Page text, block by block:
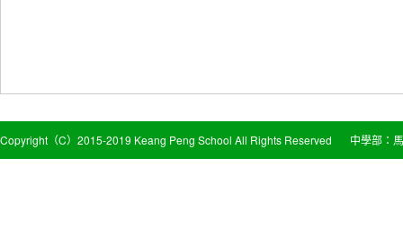
Copyright（C）2015-2019 Keang Peng School All Rights Reserved 中學部：